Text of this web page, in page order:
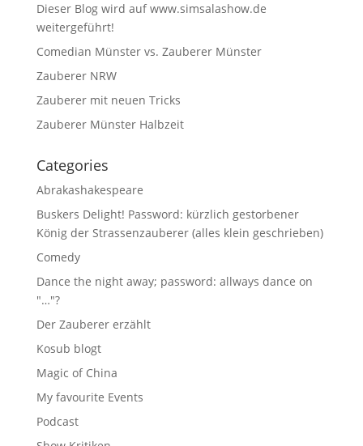
Dieser Blog wird auf www.simsalashow.de
weitergeführt!
Comedian Münster vs. Zauberer Münster
Zauberer NRW
Zauberer mit neuen Tricks
Zauberer Münster Halbzeit
Categories
Abrakashakespeare
Buskers Delight! Password: kürzlich gestorbener
König der Strassenzauberer (alles klein geschrieben)
Comedy
Dance the night away; password: allways dance on
"…"?
Der Zauberer erzählt
Kosub blogt
Magic of China
My favourite Events
Podcast